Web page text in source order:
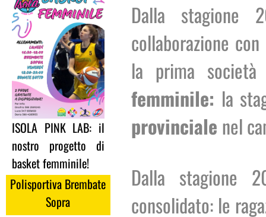
ISOLA PINK LAB: il
nostro progetto di
basket femminile!
Polisportiva Brembate
Sopra
Dalla stagione
collaborazione con
la prima
femminile: la
provinciale nel
Dalla stagione
consolidato: le